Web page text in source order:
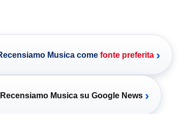
Musica come fonte preferita ›
Musica su Google News ›